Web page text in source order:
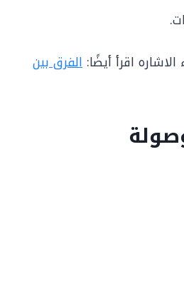
اقرأ أيضًا: الفرق بين